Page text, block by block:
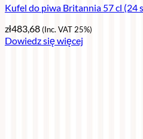
Kufel do piwa Britannia 57 cl (24
zł483,68(Inc. VAT 25%)
Dowiedz się więcej